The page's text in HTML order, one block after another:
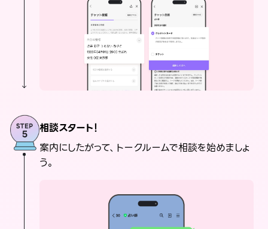
相談スタート！
案内にしたがって、トークルームで相談を始めましょ
う。